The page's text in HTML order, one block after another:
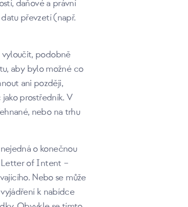
daňové a právní
převzetí (např.
vyloučit, podobně
aby bylo možné co
ani později,
prostředník. V
nebo na trhu
o konečnou
Letter of Intent –
Nebo se může
k nabídce